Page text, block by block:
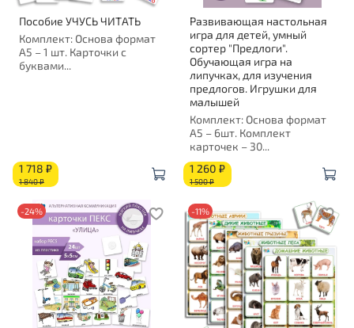
Пособие УЧУСЬ ЧИТАТЬ
Комплект: Основа формат
А5 – 1 шт. Карточки с
буквами...
1 718 ₽
1 840 ₽
Развивающая настольная
игра для детей, умный
сортер "Предлоги".
Обучающая игра на
липучках, для изучения
предлогов. Игрушки для
малышей
Комплект: Основа формат
А5 – 6шт. Комплект
карточек – 30...
1 260 ₽
1 500 ₽
-24% -11%